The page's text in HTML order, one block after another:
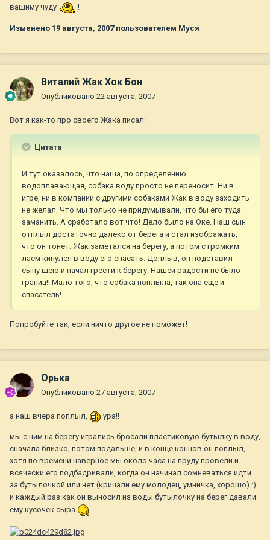
вашиму чуду
!
Изменено 19 августа, 2007пользователем Муся
Виталий Жак Хок Бон
Опубликовано 22 августа, 2007
Вот я как-то про своего Жака писал:
Цитата
И тут оказалось, что наша, по определению
водоплавающая, собака воду просто не переносит. Ни в
игре, ни в компании с другими собаками Жак в воду заходить
не желал. Что мы только не придумывали, что бы его туда
заманить. А сработало вот что! Дело было на Оке. Наш сын
отплыл достаточно далеко от берега и стал изображать,
что он тонет. Жак заметался на берегу, а потом с громким
лаем кинулся в воду его спасать. Доплыв, он подставил
сыну шею и начал грести к берегу. Нашей радости не было
границ!! Мало того, что собака поплыла, так она еще и
спасатель!
Попробуйте так, если ничто другое не поможет!
Орька
Опубликовано 27 августа, 2007
а наш вчера поплыл, ура!!
мы с ним на берегу игрались бросали пластиковую бутылку в воду,
сначала близко, потом подальше, и в конце концов он поплыл,
хотя по времени наверное мы около часа на пруду провели и
всячески его подбадривали, когда он начинал сомневаться идти
за бутылочкой или нет (кричали ему молодец, умничка, хорошо) :)
и каждый раз как он выносил из воды бутылочку на берег давали
ему кусочек сыра